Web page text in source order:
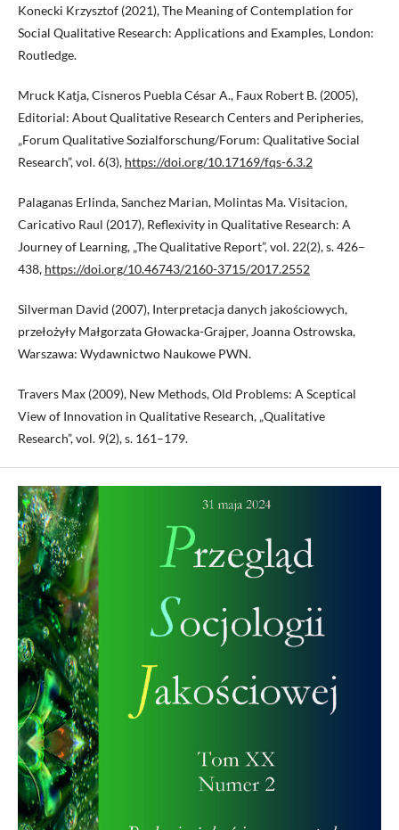
Konecki Krzysztof (2021), The Meaning of Contemplation for
Social Qualitative Research: Applications and Examples, London:
Routledge.
Mruck Katja, Cisneros Puebla César A., Faux Robert B. (2005),
Editorial: About Qualitative Research Centers and Peripheries,
„Forum Qualitative Sozialforschung/Forum: Qualitative Social
Research”, vol. 6(3), https://doi.org/10.17169/fqs-6.3.2
Palaganas Erlinda, Sanchez Marian, Molintas Ma. Visitacion,
Caricativo Raul (2017), Reflexivity in Qualitative Research: A
Journey of Learning, „The Qualitative Report”, vol. 22(2), s. 426–
438, https://doi.org/10.46743/2160-3715/2017.2552
Silverman David (2007), Interpretacja danych jakościowych,
przełożyły Małgorzata Głowacka-Grajper, Joanna Ostrowska,
Warszawa: Wydawnictwo Naukowe PWN.
Travers Max (2009), New Methods, Old Problems: A Sceptical
View of Innovation in Qualitative Research, „Qualitative
Research”, vol. 9(2), s. 161–179.